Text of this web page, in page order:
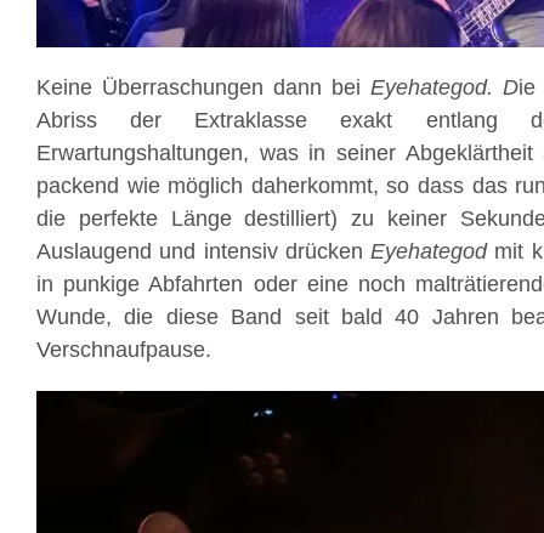
Keine Überraschungen dann bei Eyehategod. Die
Abriss der Extraklasse exakt entlang
Erwartungshaltungen, was in seiner
packend wie möglich daherkommt, so dass das
die perfekte Länge destilliert) zu keiner
Auslaugend und intensiv drückenEyehategodmit
in punkige Abfahrten oder eine noch
Wunde, die diese Band seit bald 40 Jahren
Verschnaufpause.